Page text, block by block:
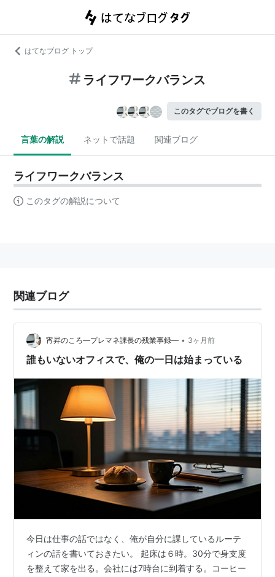
はてなブログ トップ
ライフワークバランス
このタグでブログを書く
言葉の解説 ネットで話題 関連ブログ
ライフワークバランス
このタグの解説について
関連ブログ
宵昇のころ―プレマネ課長の残業事録― • 3ヶ月前
誰もいないオフィスで、俺の一日は始まっている
今日は仕事の話ではなく、俺が自分に課しているルーテ
ィンの話を書いておきたい。 起床は６時。30分で身支度
を整えて家を出る。会社には7時台に到着する。コーヒー